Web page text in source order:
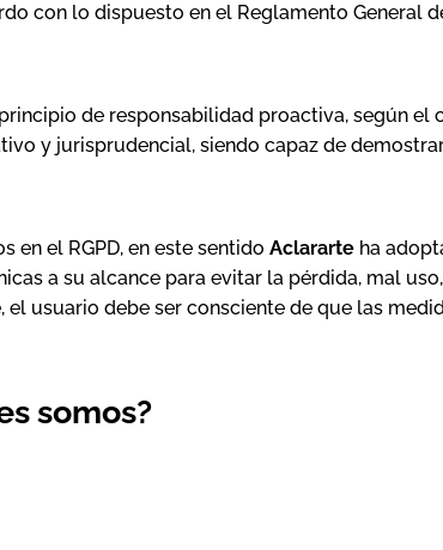
con lo dispuesto en el Reglamento General
de responsabilidad proactiva, según el
y jurisprudencial, siendo capaz de
en el RGPD, en este sentidoAclararte ha
a su alcance para evitar la pérdida, mal
usuario debe ser consciente de que las
somos?